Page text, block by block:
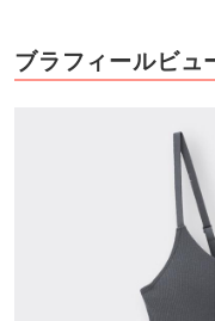
ブラフィールビュ